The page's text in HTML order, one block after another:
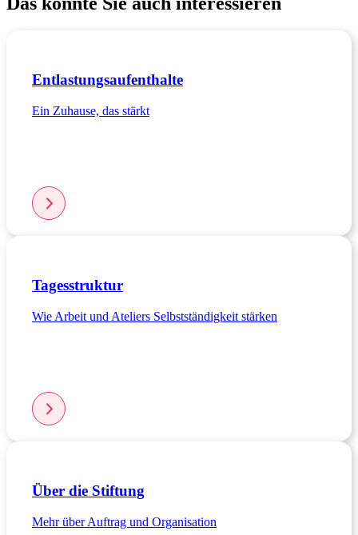
Entlastungsaufenthalte
Ein Zuhause, das stärkt
Tagesstruktur
Wie Arbeit und Ateliers Selbstständigkeit stärken
Über die Stiftung
Mehr über Auftrag und Organisation